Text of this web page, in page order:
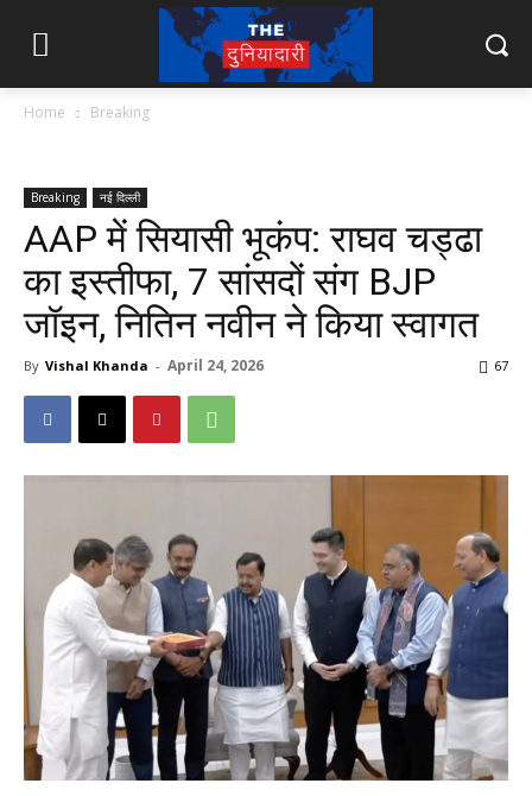
Home Breaking
Breaking नई दिल्ली
AAP में सियासी भूकंप: राघव चड्ढा
का इस्तीफा, 7 सांसदों संग BJP
जॉइन, नितिन नवीन ने किया स्वागत
By Vishal Khanda - April 24, 2026 67